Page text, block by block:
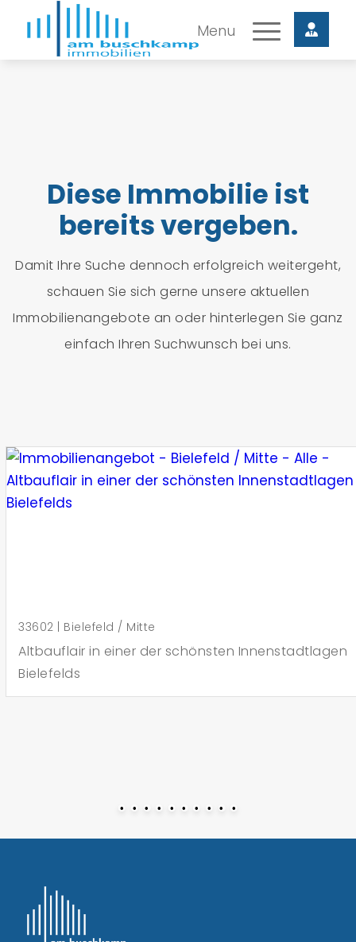
Diese Immobilie ist
bereits vergeben.
Damit Ihre Suche dennoch erfolgreich weitergeht,
schauen Sie sich gerne unsere aktuellen
Immobilienangebote an oder hinterlegen Sie ganz
einfach Ihren Suchwunsch bei uns.
33602 | Bielefeld / Mitte
Altbauflair in einer der schönsten Innenstadtlagen
Bielefelds
• • • • • • • • • •